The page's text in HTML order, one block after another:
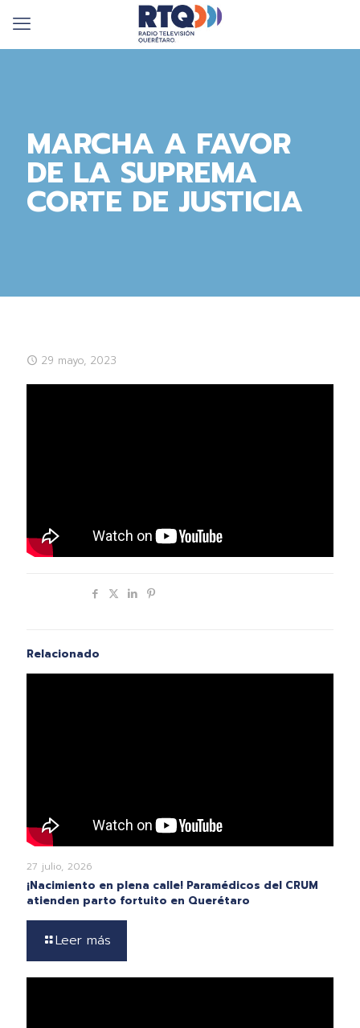
MARCHA A FAVOR
DE LA SUPREMA
CORTE DE JUSTICIA
29 mayo, 2023
Relacionado
27 julio, 2026
¡Nacimiento en plena calle! Paramédicos del CRUM
atienden parto fortuito en Querétaro
Leer más